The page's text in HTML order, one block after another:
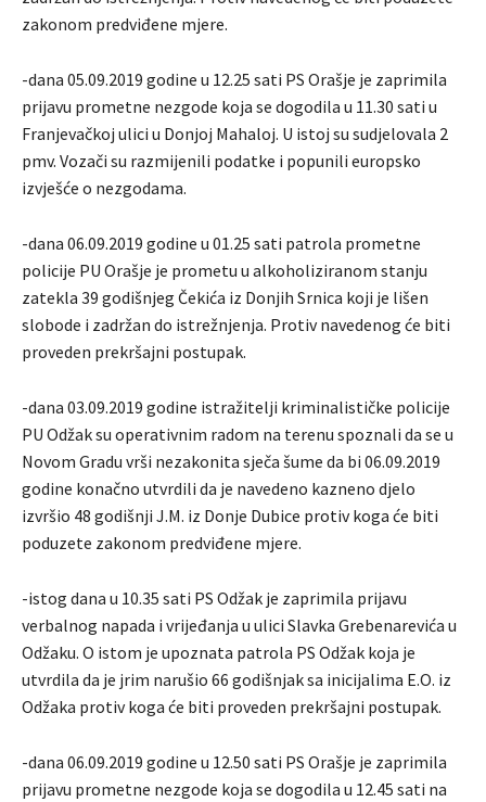
zakonom predviđene mjere.
-dana 05.09.2019 godine u 12.25 sati PS Orašje je zaprimila
prijavu prometne nezgode koja se dogodila u 11.30 sati u
Franjevačkoj ulici u Donjoj Mahaloj. U istoj su sudjelovala 2
pmv. Vozači su razmijenili podatke i popunili europsko
izvješće o nezgodama.
-dana 06.09.2019 godine u 01.25 sati patrola prometne
policije PU Orašje je prometu u alkoholiziranom stanju
zatekla 39 godišnjeg Čekića iz Donjih Srnica koji je lišen
slobode i zadržan do istrežnjenja. Protiv navedenog će biti
proveden prekršajni postupak.
-dana 03.09.2019 godine istražitelji kriminalističke policije
PU Odžak su operativnim radom na terenu spoznali da se u
Novom Gradu vrši nezakonita sječa šume da bi 06.09.2019
godine konačno utvrdili da je navedeno kazneno djelo
izvršio 48 godišnji J.M. iz Donje Dubice protiv koga će biti
poduzete zakonom predviđene mjere.
-istog dana u 10.35 sati PS Odžak je zaprimila prijavu
verbalnog napada i vrijeđanja u ulici Slavka Grebenarevića u
Odžaku. O istom je upoznata patrola PS Odžak koja je
utvrdila da je jrim narušio 66 godišnjak sa inicijalima E.O. iz
Odžaka protiv koga će biti proveden prekršajni postupak.
-dana 06.09.2019 godine u 12.50 sati PS Orašje je zaprimila
prijavu prometne nezgode koja se dogodila u 12.45 sati na